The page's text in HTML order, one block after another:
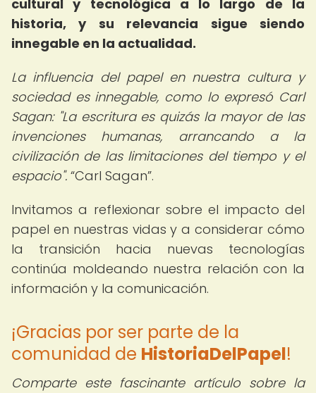
cultural y tecnológica a lo largo de la
historia, y su relevancia sigue siendo
innegable en la actualidad.
La influencia del papel en nuestra cultura y
sociedad es innegable, como lo expresó Carl
Sagan: "La escritura es quizás la mayor de las
invenciones humanas, arrancando a la
civilización de las limitaciones del tiempo y el
espacio". Carl Sagan .
Invitamos a reflexionar sobre el impacto del
papel en nuestras vidas y a considerar cómo
la transición hacia nuevas tecnologías
continúa moldeando nuestra relación con la
información y la comunicación.
¡Gracias por ser parte de la
comunidad de HistoriaDelPapel!
Comparte este fascinante artículo sobre la